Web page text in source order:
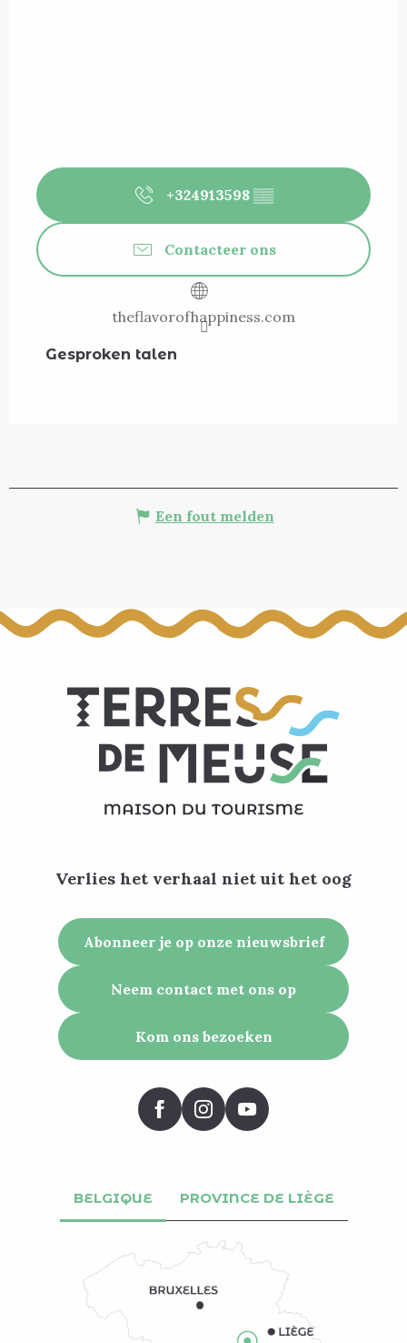
+324913598 ▒▒
Contacteer ons
theflavorofhappiness.com
Gesproken talen
Gesproken talen
Een fout melden
Verlies het verhaal niet uit het oog
Abonneer je op onze nieuwsbrief
Neem contact met ons op
Kom ons bezoeken
BELGIQUE PROVINCE DE LIÈGE